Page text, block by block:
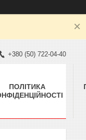
+380 (50) 722-04-40
ПОЛІТИКА